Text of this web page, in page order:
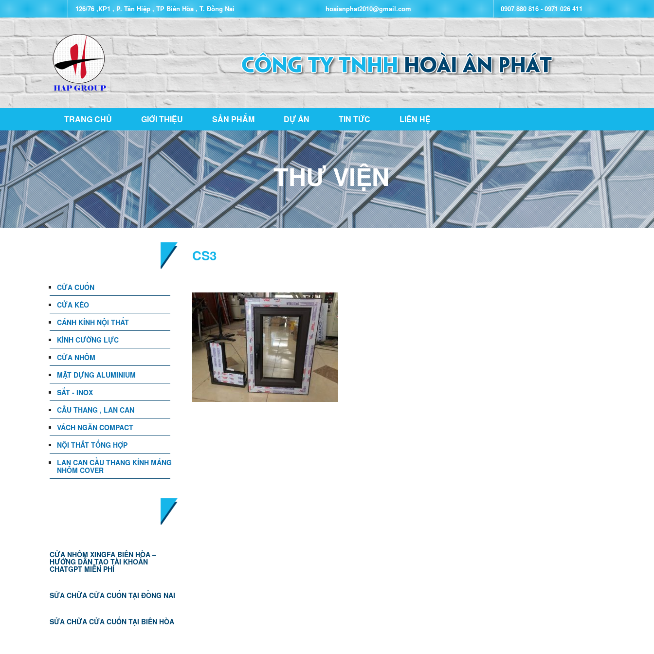
126/76 ,KP1 , P. Tân Hiệp , TP Biên Hòa , T. Đồng Nai hoaianphat2010@gmail.com 0907 880 816 - 0971 026 411
TRANG CHỦ GIỚI THIỆU SẢN PHẨM DỰ ÁN TIN TỨC LIÊN HỆ
THƯ VIỆN
CS3
CỬA CUỐN
CỬA KÉO
CÁNH KÍNH NỘI THẤT
KÍNH CƯỜNG LỰC
CỬA NHÔM
MẶT DỰNG ALUMINIUM
SẮT - INOX
CẦU THANG , LAN CAN
VÁCH NGĂN COMPACT
NỘI THẤT TỔNG HỢP
LAN CAN CẦU THANG KÍNH MÁNG
NHÔM COVER
CỬA NHÔM XINGFA BIÊN HÒA –
HƯỚNG DẪN TẠO TÀI KHOẢN
CHATGPT MIỄN PHÍ
SỬA CHỮA CỬA CUỐN TẠI ĐỒNG NAI
SỬA CHỮA CỬA CUỐN TẠI BIÊN HÒA